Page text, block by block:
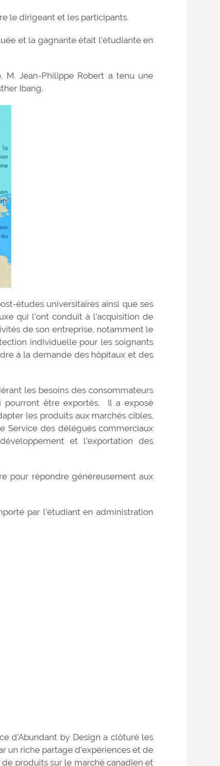
le dirigeant et les participants.
et la gagnante était l’étudiante en
M. Jean-Philippe Robert a tenu une
Ibang.
études universitaires ainsi que ses
qui l’ont conduit à l’acquisition de
de son entreprise, notamment le
individuelle pour les soignants
à la demande des hôpitaux et des
les besoins des consommateurs
être exportés. Il a exposé
les produits aux marchés cibles.
Service des délégués commerciaux
et l’exportation des
pour répondre généreusement aux
par l’étudiant en administration
d’Abundant by Design a clôturé les
un riche partage d’expériences et de
produits sur le marché canadien et